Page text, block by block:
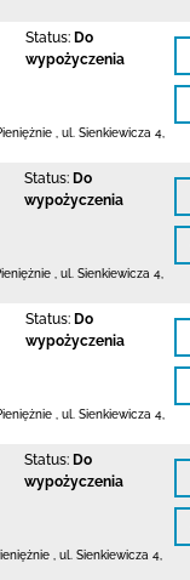
Status: Do
wypożyczenia
ul. Sienkiewicza 4
Status: Do
wypożyczenia
ul. Sienkiewicza 4
Status: Do
wypożyczenia
ul. Sienkiewicza 4
Status: Do
wypożyczenia
ul. Sienkiewicza 4